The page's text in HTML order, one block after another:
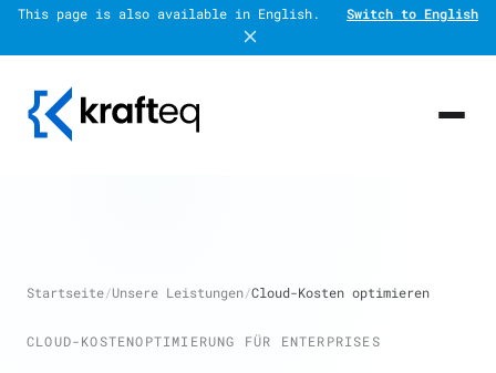
This page is also available in English. Switch to English
Startseite/Unsere Leistungen/Cloud-Kosten optimieren
CLOUD-KOSTENOPTIMIERUNG FÜR ENTERPRISES